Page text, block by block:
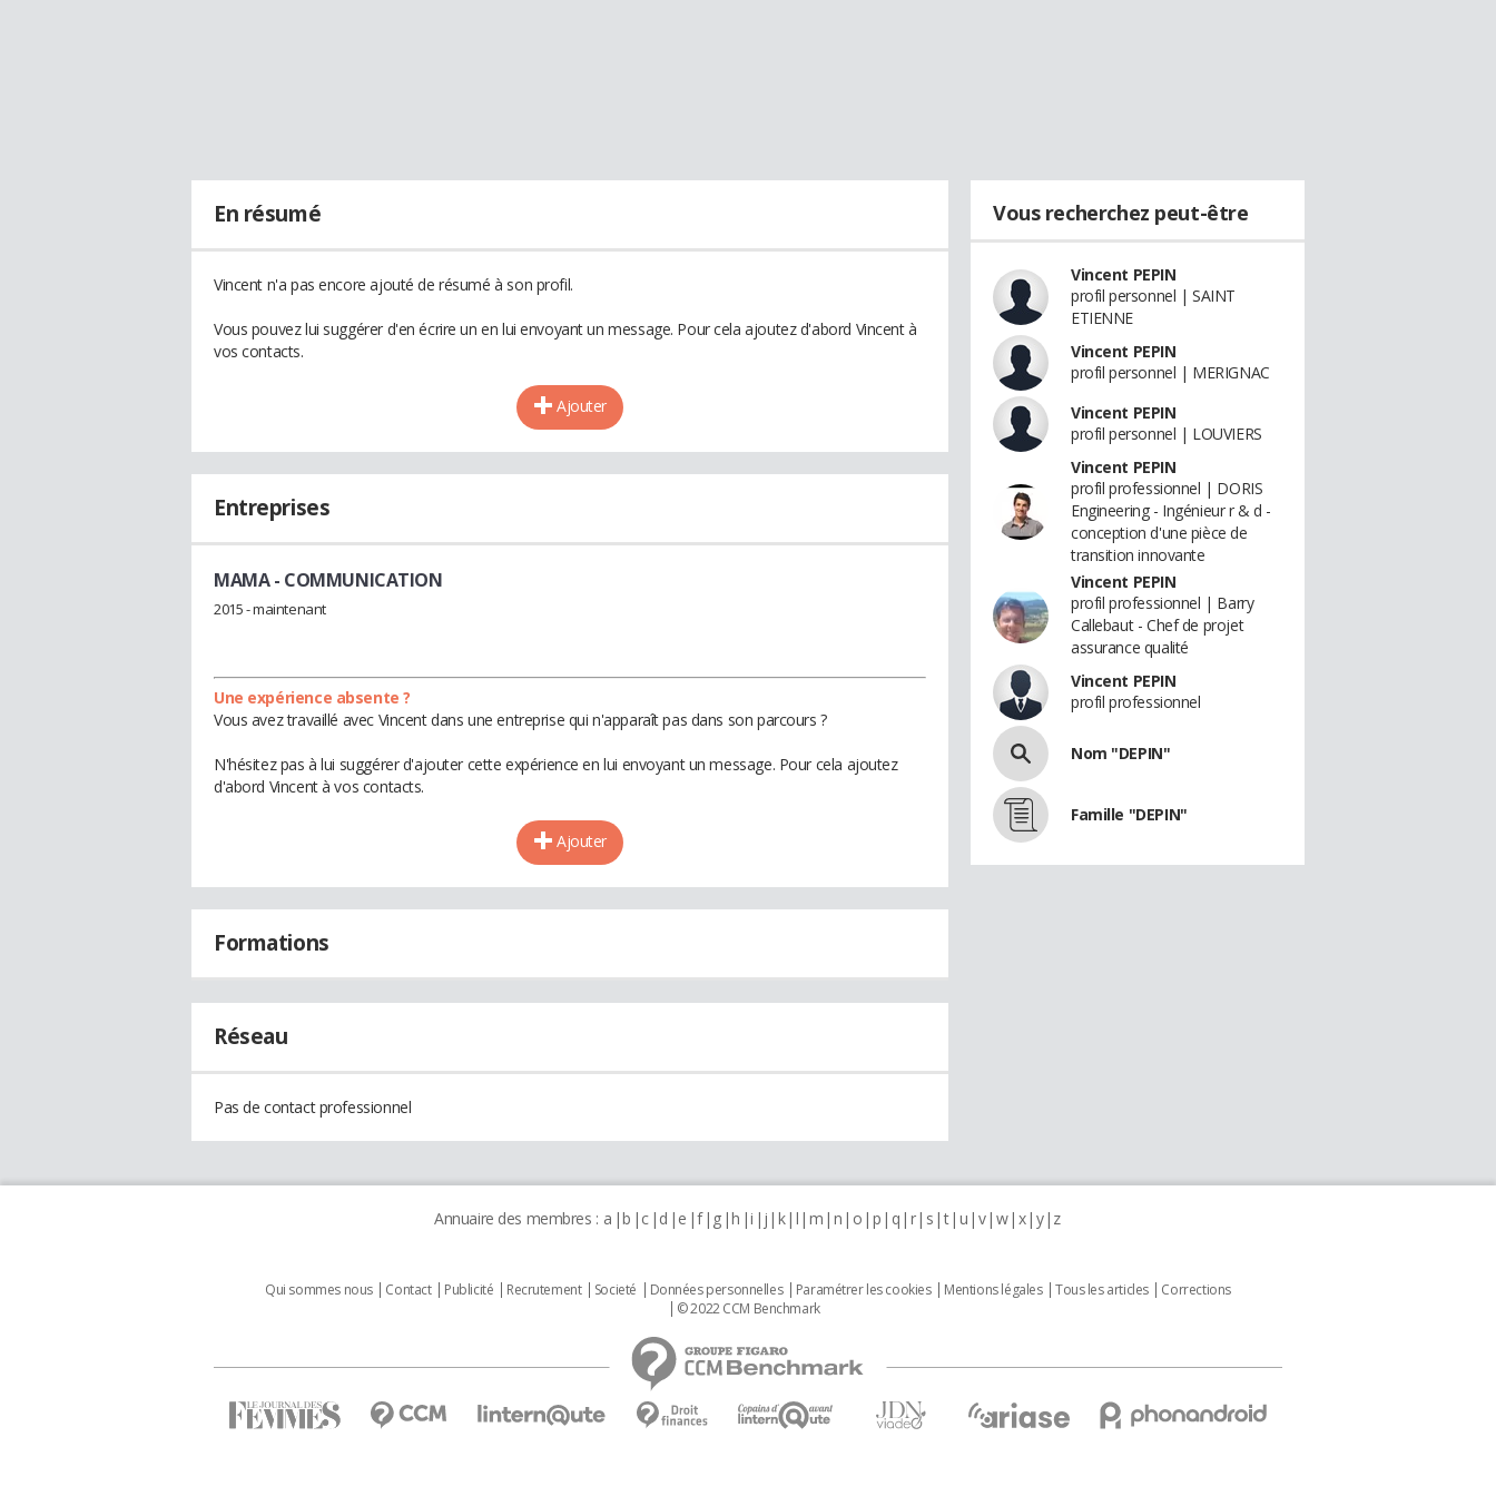
En résumé
Vincent n'a pas encore ajouté de résumé à son profil.
Vous pouvez lui suggérer d'en écrire un en lui envoyant un message. Pour cela ajoutez d'abord Vincent à
vos contacts.
Ajouter
Entreprises
MAMA- COMMUNICATION
2015 - maintenant
Une expérience absente ?
Vous avez travaillé avec Vincent dans une entreprise qui n'apparaît pas dans son parcours ?
N'hésitez pas à lui suggérer d'ajouter cette expérience en lui envoyant un message. Pour cela ajoutez
d'abord Vincent à vos contacts.
Ajouter
Formations
Réseau
Pas de contact professionnel
Vous recherchez peut-être
Vincent PEPIN
profil personnel | SAINT
ETIENNE
Vincent PEPIN
profil personnel | MERIGNAC
Vincent PEPIN
profil personnel | LOUVIERS
Vincent PEPIN
profil professionnel | DORIS
Engineering - Ingénieur r & d -
conception d'une pièce de
transition innovante
Vincent PEPIN
profil professionnel | Barry
Callebaut - Chef de projet
assurance qualité
Vincent PEPIN
profil professionnel
Nom "DEPIN"
Famille "DEPIN"
Annuaire des membres : a b c d e f g h i j k l m n o p q r s t u v w x y z
Qui sommes nous Contact Publicité Recrutement Societé Données personnelles Paramétrer les cookies Mentions légales Tous les articles
Corrections
© 2022 CCM Benchmark